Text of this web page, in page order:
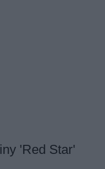
'Red Star'